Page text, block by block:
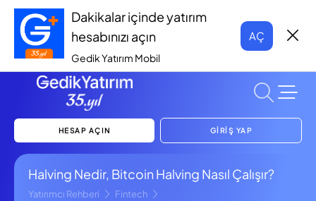
Dakikalar içinde yatırım
hesabınızı açın
Gedik Yatırım Mobil
AÇ
HESAP AÇIN GİRİŞ YAP
Halving Nedir, Bitcoin Halving Nasıl Çalışır?
Yatırımcı Rehberi
Fintech